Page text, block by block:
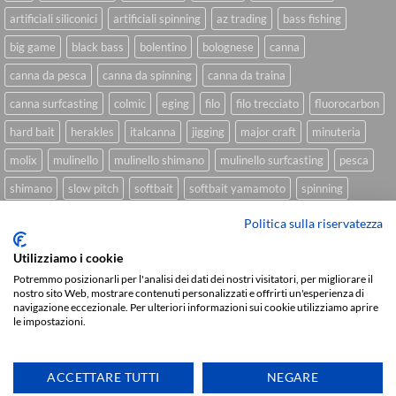
artificiali siliconici
artificiali spinning az trading
bass fishing
big game
black bass bolentino bolognese
canna
canna da pesca
canna da spinning
canna da traina
canna surfcasting
colmic eging filo filo trecciato
fluorocarbon
hard bait
herakles italcanna jigging major craft
minuteria
molix
mulinello mulinello shimano mulinello surfcasting
pesca
shimano
slow pitch softbait softbait yamamoto
spinning
trecciato trolling tubertini
Sviluppato daWe Blink Design
Copyright 2026 © IlMaestralePesca.it
Politica sulla riservatezza
Utilizziamo i cookie
Potremmo posizionarli per l'analisi dei dati dei nostri visitatori, per migliorare il
nostro sito Web, mostrare contenuti personalizzati e offrirti un'esperienza di
navigazione eccezionale. Per ulteriori informazioni sui cookie utilizziamo aprire
le impostazioni.
ACCETTARE TUTTI NEGARE